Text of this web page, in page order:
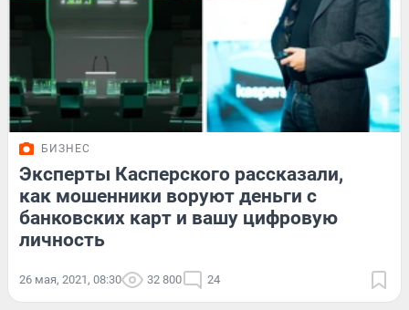
БИЗНЕС
Эксперты Касперского рассказали,
как мошенники воруют деньги с
банковских карт и вашу цифровую
личность
26 мая, 2021, 08:30 32 800 24